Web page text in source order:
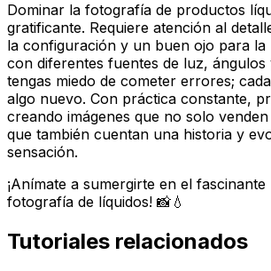
Dominar la fotografía de productos
gratificante. Requiere atención al
la configuración y un buen ojo para la
con diferentes fuentes de luz,
tengas miedo de cometer errores;
algo nuevo. Con práctica constante,
creando imágenes que no solo
que también cuentan una historia y
sensación.
¡Anímate a sumergirte en el
fotografía de líquidos! 📸💧
Tutoriales relacionados